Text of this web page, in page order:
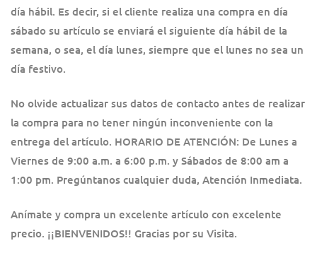
día hábil. Es decir, si el cliente realiza una compra en día
sábado su artículo se enviará el siguiente día hábil de la
semana, o sea, el día lunes, siempre que el lunes no sea un
día festivo.
No olvide actualizar sus datos de contacto antes de realizar
la compra para no tener ningún inconveniente con la
entrega del artículo. HORARIO DE ATENCIÓN: De Lunes a
Viernes de 9:00 a.m. a 6:00 p.m. y Sábados de 8:00 am a
1:00 pm. Pregúntanos cualquier duda, Atención Inmediata.
Anímate y compra un excelente artículo con excelente
precio. ¡¡BIENVENIDOS!! Gracias por su Visita.